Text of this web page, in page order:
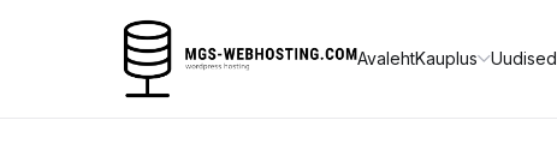
AvalehtKauplus Uudised